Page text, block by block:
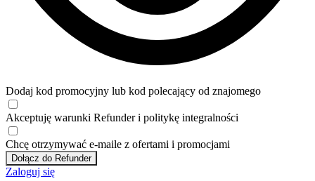
Dodaj kod promocyjny lub kod polecający od znajomego
Akceptuję warunki Refunder i politykę integralności
Chcę otrzymywać e-maile z ofertami i promocjami
Dołącz do Refunder
Zaloguj się